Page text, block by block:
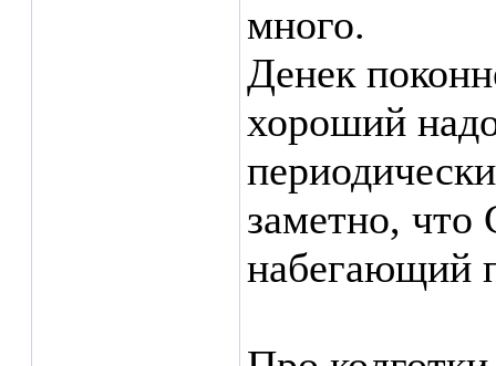
много.
Денек
хороший
заметно, что
набегающий